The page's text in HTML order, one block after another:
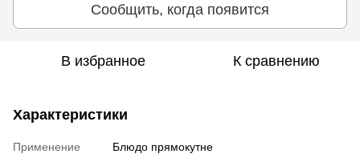
Сообщить, когда появится
В избранное К сравнению
Характеристики
Применение
Блюдо прямокутне